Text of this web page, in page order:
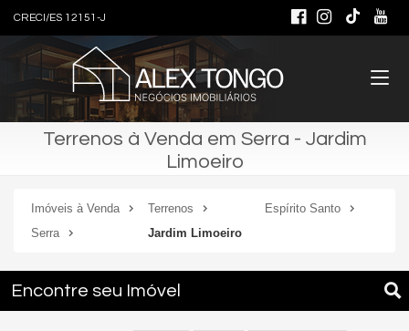
CRECI/ES 12151-J
Terrenos à Venda em Serra - Jardim
Limoeiro
Imóveis à Venda Terrenos
Espírito Santo
Serra
Jardim Limoeiro
Encontre seu Imóvel